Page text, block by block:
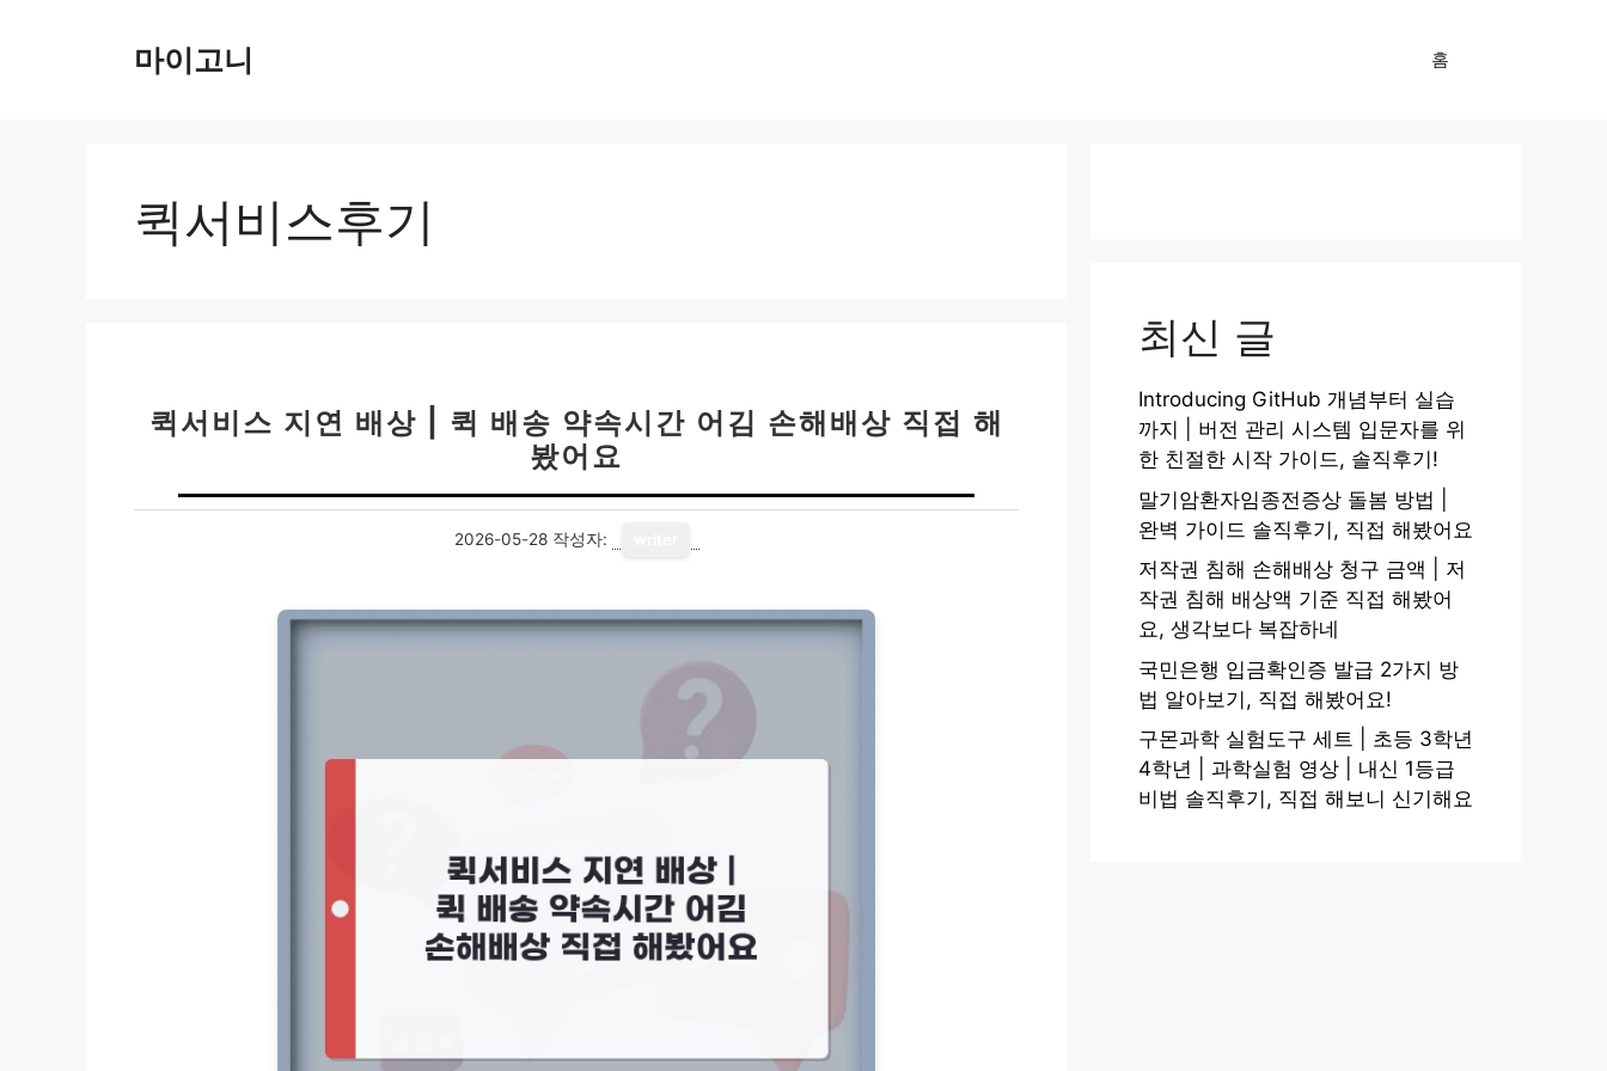
마이고니 홈
퀵서비스후기
퀵서비스 지연 배상 | 퀵 배송 약속시간 어김 손해배상 직접 해
봤어요
2026-05-28 작성자:
최신 글
Introducing GitHub 개념부터 실습
까지 | 버전 관리 시스템 입문자를 위
한 친절한 시작 가이드, 솔직후기!
말기암환자임종전증상 돌봄 방법 |
완벽 가이드 솔직후기, 직접 해봤어요
저작권 침해 손해배상 청구 금액 | 저
작권 침해 배상액 기준 직접 해봤어
요, 생각보다 복잡하네
국민은행 입금확인증 발급 2가지 방
법 알아보기, 직접 해봤어요!
구몬과학 실험도구 세트 | 초등 3학년
4학년 | 과학실험 영상 | 내신 1등급
비법 솔직후기, 직접 해보니 신기해요